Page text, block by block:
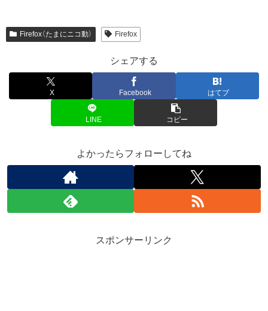
Firefox（たまにニコ動） Firefox
シェアする
X Facebook はてブ
LINE コピー
よかったらフォローしてね
スポンサーリンク